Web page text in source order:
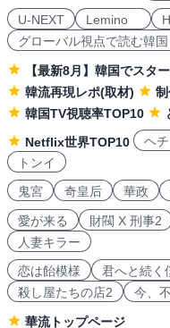
U-NEXT
Lemino
グローバル視点で読む韓国
【最新8月】韓国でスタ
韓流再現レポ(取材)
韓国TV視聴率TOP10
Netflix世界TOP10
ヘ
トンイ
鬼宮
奇皇后 華政
愛が来る 財閥 X 刑事2
人妻キラー
恋は飴模様
君へと続く
殺し屋たちの店2
今、
華流トップページ